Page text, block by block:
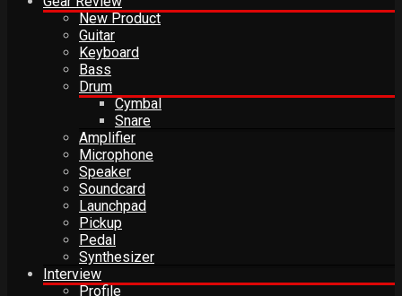
New Product
Guitar
Keyboard
Bass
Drum
Cymbal
Snare
Amplifier
Microphone
Speaker
Soundcard
Launchpad
Pickup
Pedal
Synthesizer
Interview
Profile